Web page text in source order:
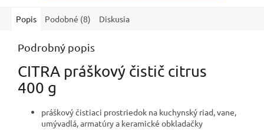
Popis Podobné (8) Diskusia
Podrobný popis
CITRA práškový čistič citrus
400 g
práškový čistiaci prostriedok na kuchynský riad, vane,
umývadlá, armatúry a keramické obkladačky